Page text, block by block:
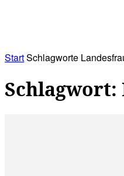
StartSchlagworte
Schlagwort: